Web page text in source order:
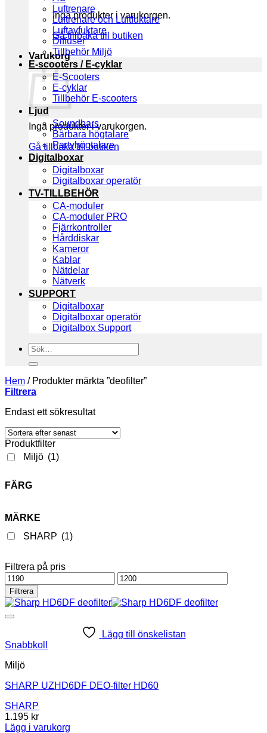
Inga produkter i varukorgen.
Gå tillbaka till butiken
Varukorg
Inga produkter i varukorgen.
Gå tillbaka till butiken
Luftrenare
Luftrenare och Luftfuktare
Luftavfuktare
Diffuser
Tillbehör Miljö
E-scooters / E-cyklar
E-Scooters
E-cyklar
Tillbehör E-scooters
Ljud
Soundbars
Bärbara högtalare
Partyhögtalare
Digitalboxar
Digitalboxar
Digitalboxar operatör
TV-TILLBEHÖR
CA-moduler
CA-moduler PRO
Fjärrkontroller
Hårddiskar
Kameror
Kablar
Nätdelar
Nätverk
SUPPORT
Digitalboxar
Digitalboxar operatör
Digitalbox Support
Sök
efter:
Hem /Produkter märkta ”deofilter”
Filtrera
Endast ett sökresultat
Produktfilter
Miljö (1)
FÄRG
MÄRKE
SHARP (1)
Filtrera på pris
Min
pris
Max
pris
Filtrera
Lägg till önskelistan
Snabbkoll
Miljö
SHARP UZHD6DF DEO-filter HD60
SHARP
1.195 kr
Lägg i varukorg